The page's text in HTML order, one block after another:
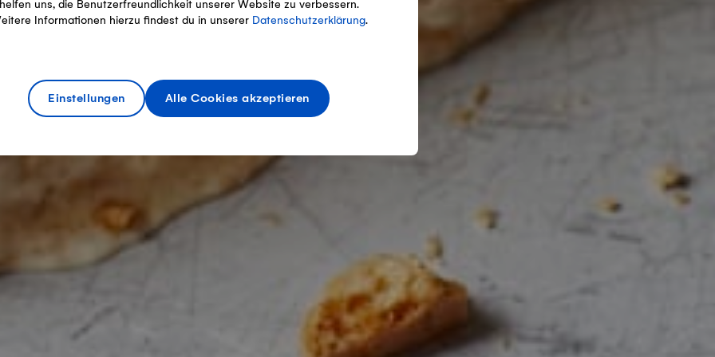
uns, die Benutzerfreundlichkeit unserer Website zu verbessern.
Informationen hierzu findest du in unserer Datenschutzerklärung.
Einstellungen Alle Cookies akzeptieren